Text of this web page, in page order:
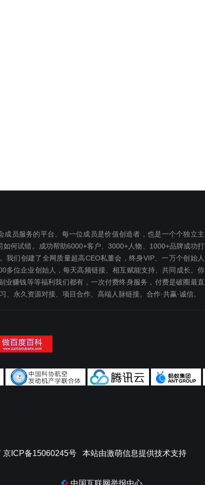
员服务的平台、每一位成员是价值创造者，也是一个个独立主
何试错。成功帮助6000+客户、3000+人物、1000+品牌成功打
们创建了全网质量超高CEO私董会，终身VIP、一万个创始人
多位企业创始人，每天高频链接、相互赋能支持、共同成长。你
赚钱等等福利我们都‬有，一次付费终‬身服务，付费是破圈最‬直
永久资源对接、项目合作、高端人脉链接。合作·共赢·诚信。
京ICP备15060245号 本站由激萌信息提供技术支持